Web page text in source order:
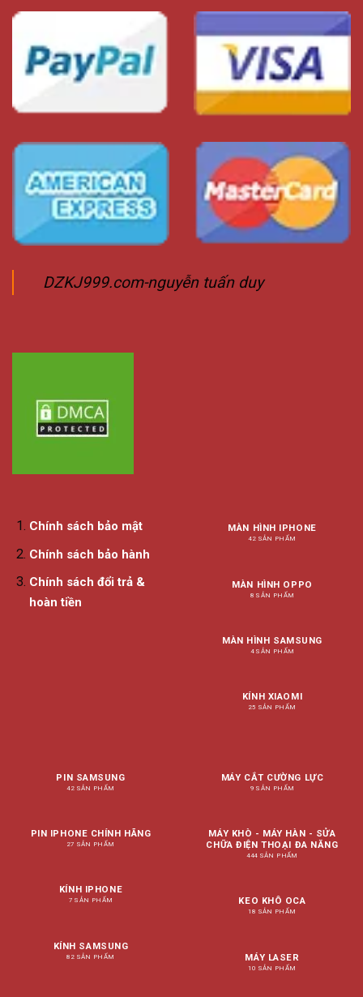
DZKJ999.com-nguyễn tuấn duy
Chính sách bảo mật
Chính sách bảo hành
Chính sách đổi trả &
hoàn tiền
MÀN HÌNH IPHONE
42 SẢN PHẨM
MÀN HÌNH OPPO
8 SẢN PHẨM
MÀN HÌNH SAMSUNG
4 SẢN PHẨM
KÍNH XIAOMI
25 SẢN PHẨM
PIN SAMSUNG
42 SẢN PHẨM
PIN IPHONE CHÍNH HÃNG
27 SẢN PHẨM
KÍNH IPHONE
7 SẢN PHẨM
KÍNH SAMSUNG
82 SẢN PHẨM
MÁY CẮT CƯỜNG LỰC
9 SẢN PHẨM
MÁY KHÒ - MÁY HÀN - SỬA
CHỮA ĐIỆN THOẠI ĐA NĂNG
444 SẢN PHẨM
KEO KHÔ OCA
18 SẢN PHẨM
MÁY LASER
10 SẢN PHẨM